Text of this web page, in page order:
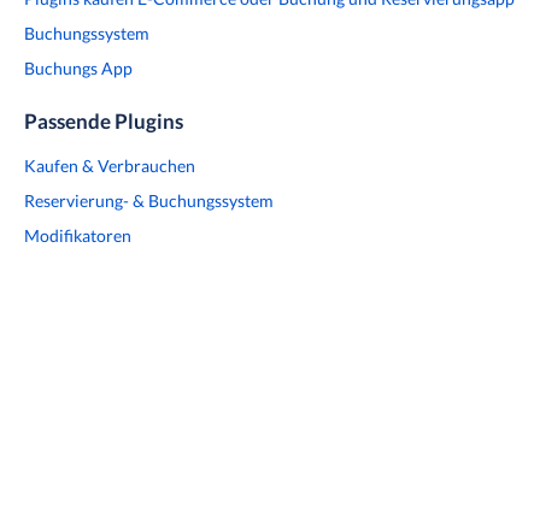
Buchungssystem
Buchungs App
Passende Plugins
Kaufen & Verbrauchen
Reservierung- & Buchungssystem
Modifikatoren